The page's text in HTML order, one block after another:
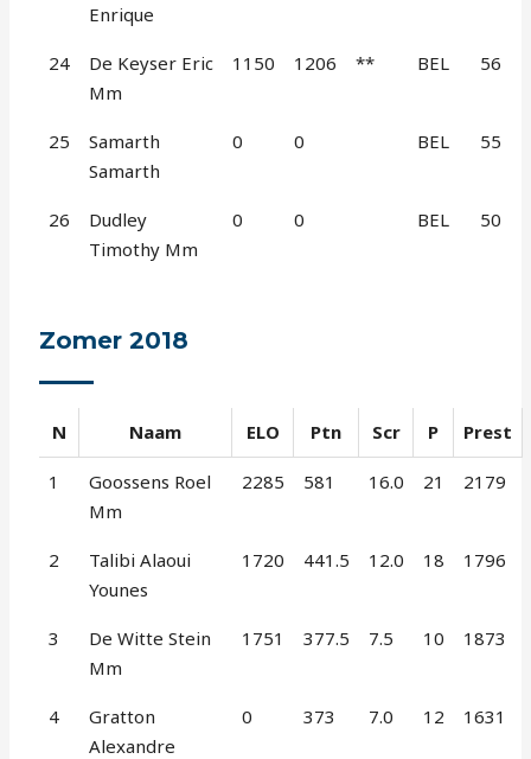
Enrique
24
De Keyser Eric
Mm
1150 1206 ** BEL 56
25
Samarth
Samarth
0 0 BEL 55
26
Dudley
Timothy Mm
0 0 BEL 50
Zomer 2018
N Naam ELO Ptn Scr P Prest
1
Goossens Roel
Mm
2285 581 16.0 21 2179
2
Talibi Alaoui
Younes
1720 441.5 12.0 18 1796
3
De Witte Stein
Mm
1751 377.5 7.5 10 1873
4
Gratton
Alexandre
0 373 7.0 12 1631